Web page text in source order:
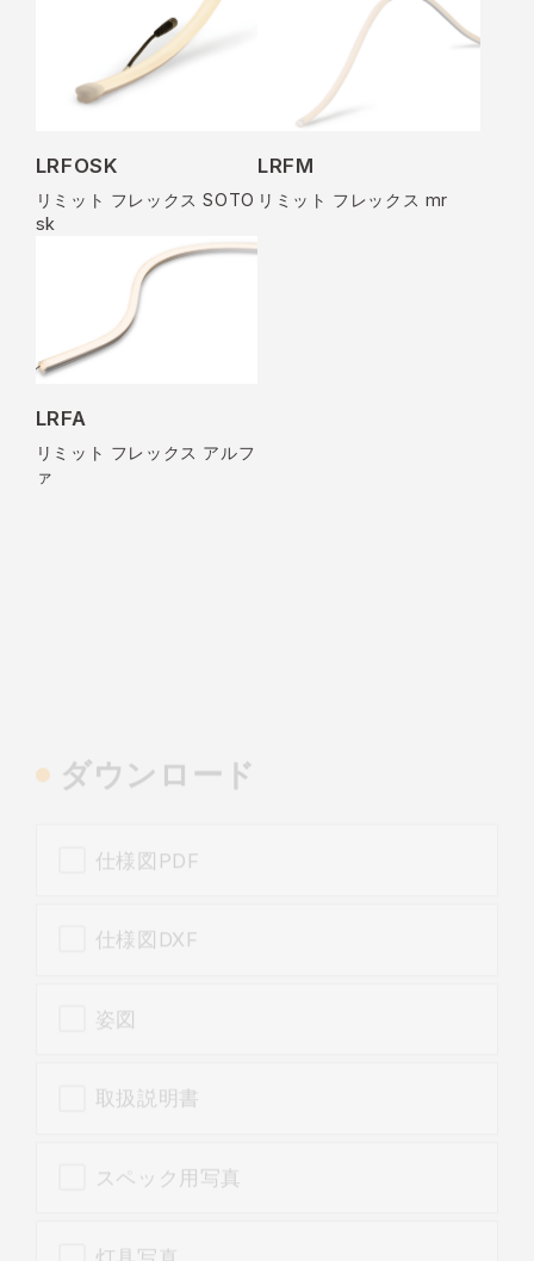
LRFOSK
リミット フレックス SOTO
sk
LRFM
リミット フレックス mr
LRFA
リミット フレックス アルフ
ァ
ダウンロード
仕様図PDF
仕様図DXF
姿図
取扱説明書
スペック用写真
灯具写真